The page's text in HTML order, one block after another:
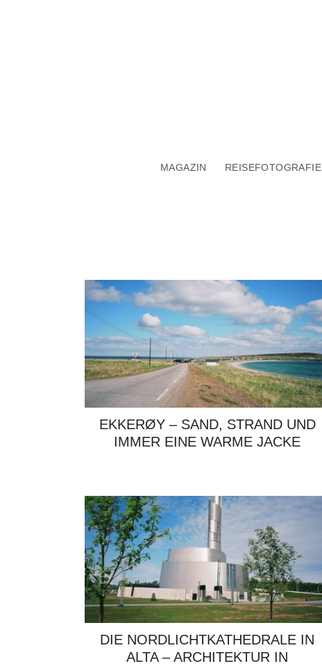
MAGAZIN REISEFOTOGRAFIE
EKKERØY – SAND, STRAND UND
IMMER EINE WARME JACKE
DIE NORDLICHTKATHEDRALE IN
ALTA – ARCHITEKTUR IN